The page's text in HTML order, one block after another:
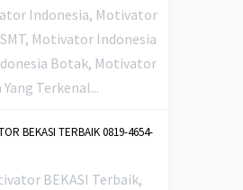
Indonesia, Motivator
Motivator Indonesia
Botak, Motivator
Terkenal...
BEKASI TERBAIK 0819-4654-
BEKASI Terbaik,